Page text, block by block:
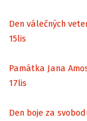
Den válečných
15lis
Památka Jana
17lis
Den boje za